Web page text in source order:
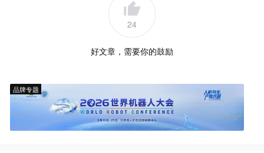
24
好文章，需要你的鼓励
品牌专题